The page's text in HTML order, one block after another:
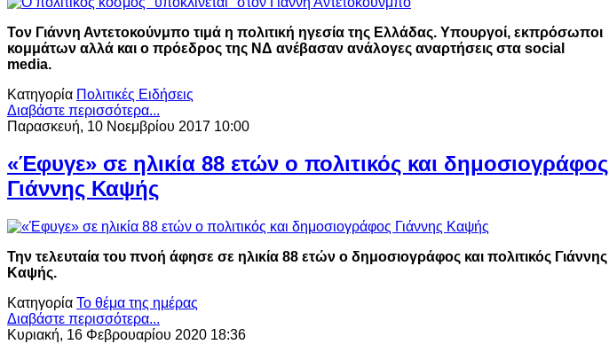
Τον Γιάννη Αντετοκούνμπο τιμά η πολιτική ηγεσία της Ελλάδας. Υπουργοί, εκπρόσωποι
κομμάτων αλλά και ο πρόεδρος της ΝΔ ανέβασαν ανάλογες αναρτήσεις στα social
media.
Κατηγορία Πολιτικές Ειδήσεις
Διαβάστε περισσότερα...
Παρασκευή, 10 Νοεμβρίου 2017 10:00
«Έφυγε» σε ηλικία 88 ετών ο πολιτικός και δημοσιογράφος
Γιάννης Καψής
Την τελευταία του πνοή άφησε σε ηλικία 88 ετών ο δημοσιογράφος και πολιτικός Γιάννης
Καψής.
Κατηγορία Το θέμα της ημέρας
Διαβάστε περισσότερα...
Κυριακή, 16 Φεβρουαρίου 2020 18:36